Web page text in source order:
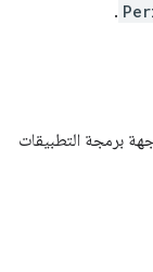
.
برمجة التطبيقات